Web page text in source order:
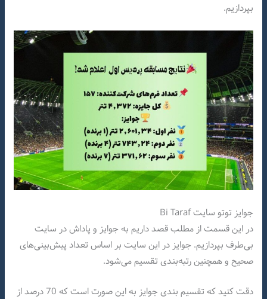
بپردازیم.
جوایز توتو سایت Bi Taraf
در این قسمت از مطلب قصد داریم به جوایز و پاداش در سایت
بی‌طرف بپردازیم. جوایز در این سایت بر اساس تعداد پیش‌بینی‌های
صحیح و همچنین رتبه‌بندی تقسیم می‌شود.
دقت کنید که تقسیم بندی جوایز به این صورت است که 70 درصد از